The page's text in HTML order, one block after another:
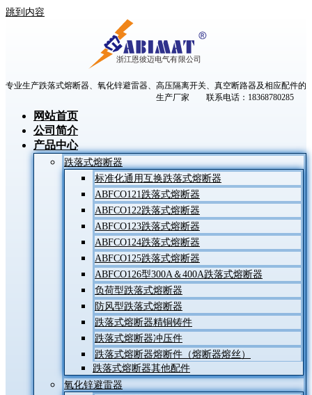
跳到内容
专业生产跌落式熔断器、氧化锌避雷器、高压隔离开关、真空断路器及相应配件的
生产厂家 联系电话：18368780285
网站首页
公司简介
产品中心
跌落式熔断器
标准化通用互换跌落式熔断器
ABFCO121跌落式熔断器
ABFCO122跌落式熔断器
ABFCO123跌落式熔断器
ABFCO124跌落式熔断器
ABFCO125跌落式熔断器
ABFCO126型300A＆400A跌落式熔断器
负荷型跌落式熔断器
防风型跌落式熔断器
跌落式熔断器精铜铸件
跌落式熔断器冲压件
跌落式熔断器熔断件（熔断器熔丝）
跌落式熔断器其他配件
氧化锌避雷器